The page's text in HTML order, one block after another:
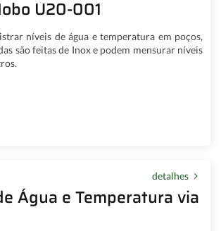
U20-001
níveis de água e temperatura em poços,
são feitas de Inox e podem mensurar níveis
detalhes
Água e Temperatura via